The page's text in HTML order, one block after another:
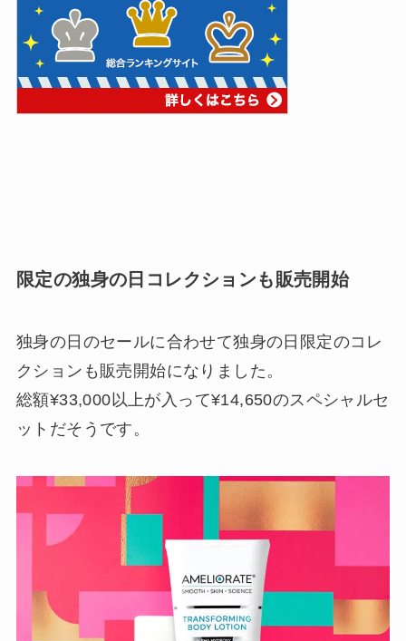
限定の独身の日コレクションも販売開始
独身の日のセールに合わせて独身の日限定のコレ
クションも販売開始になりました。
総額¥33,000以上が入って¥14,650のスペシャルセ
ットだそうです。